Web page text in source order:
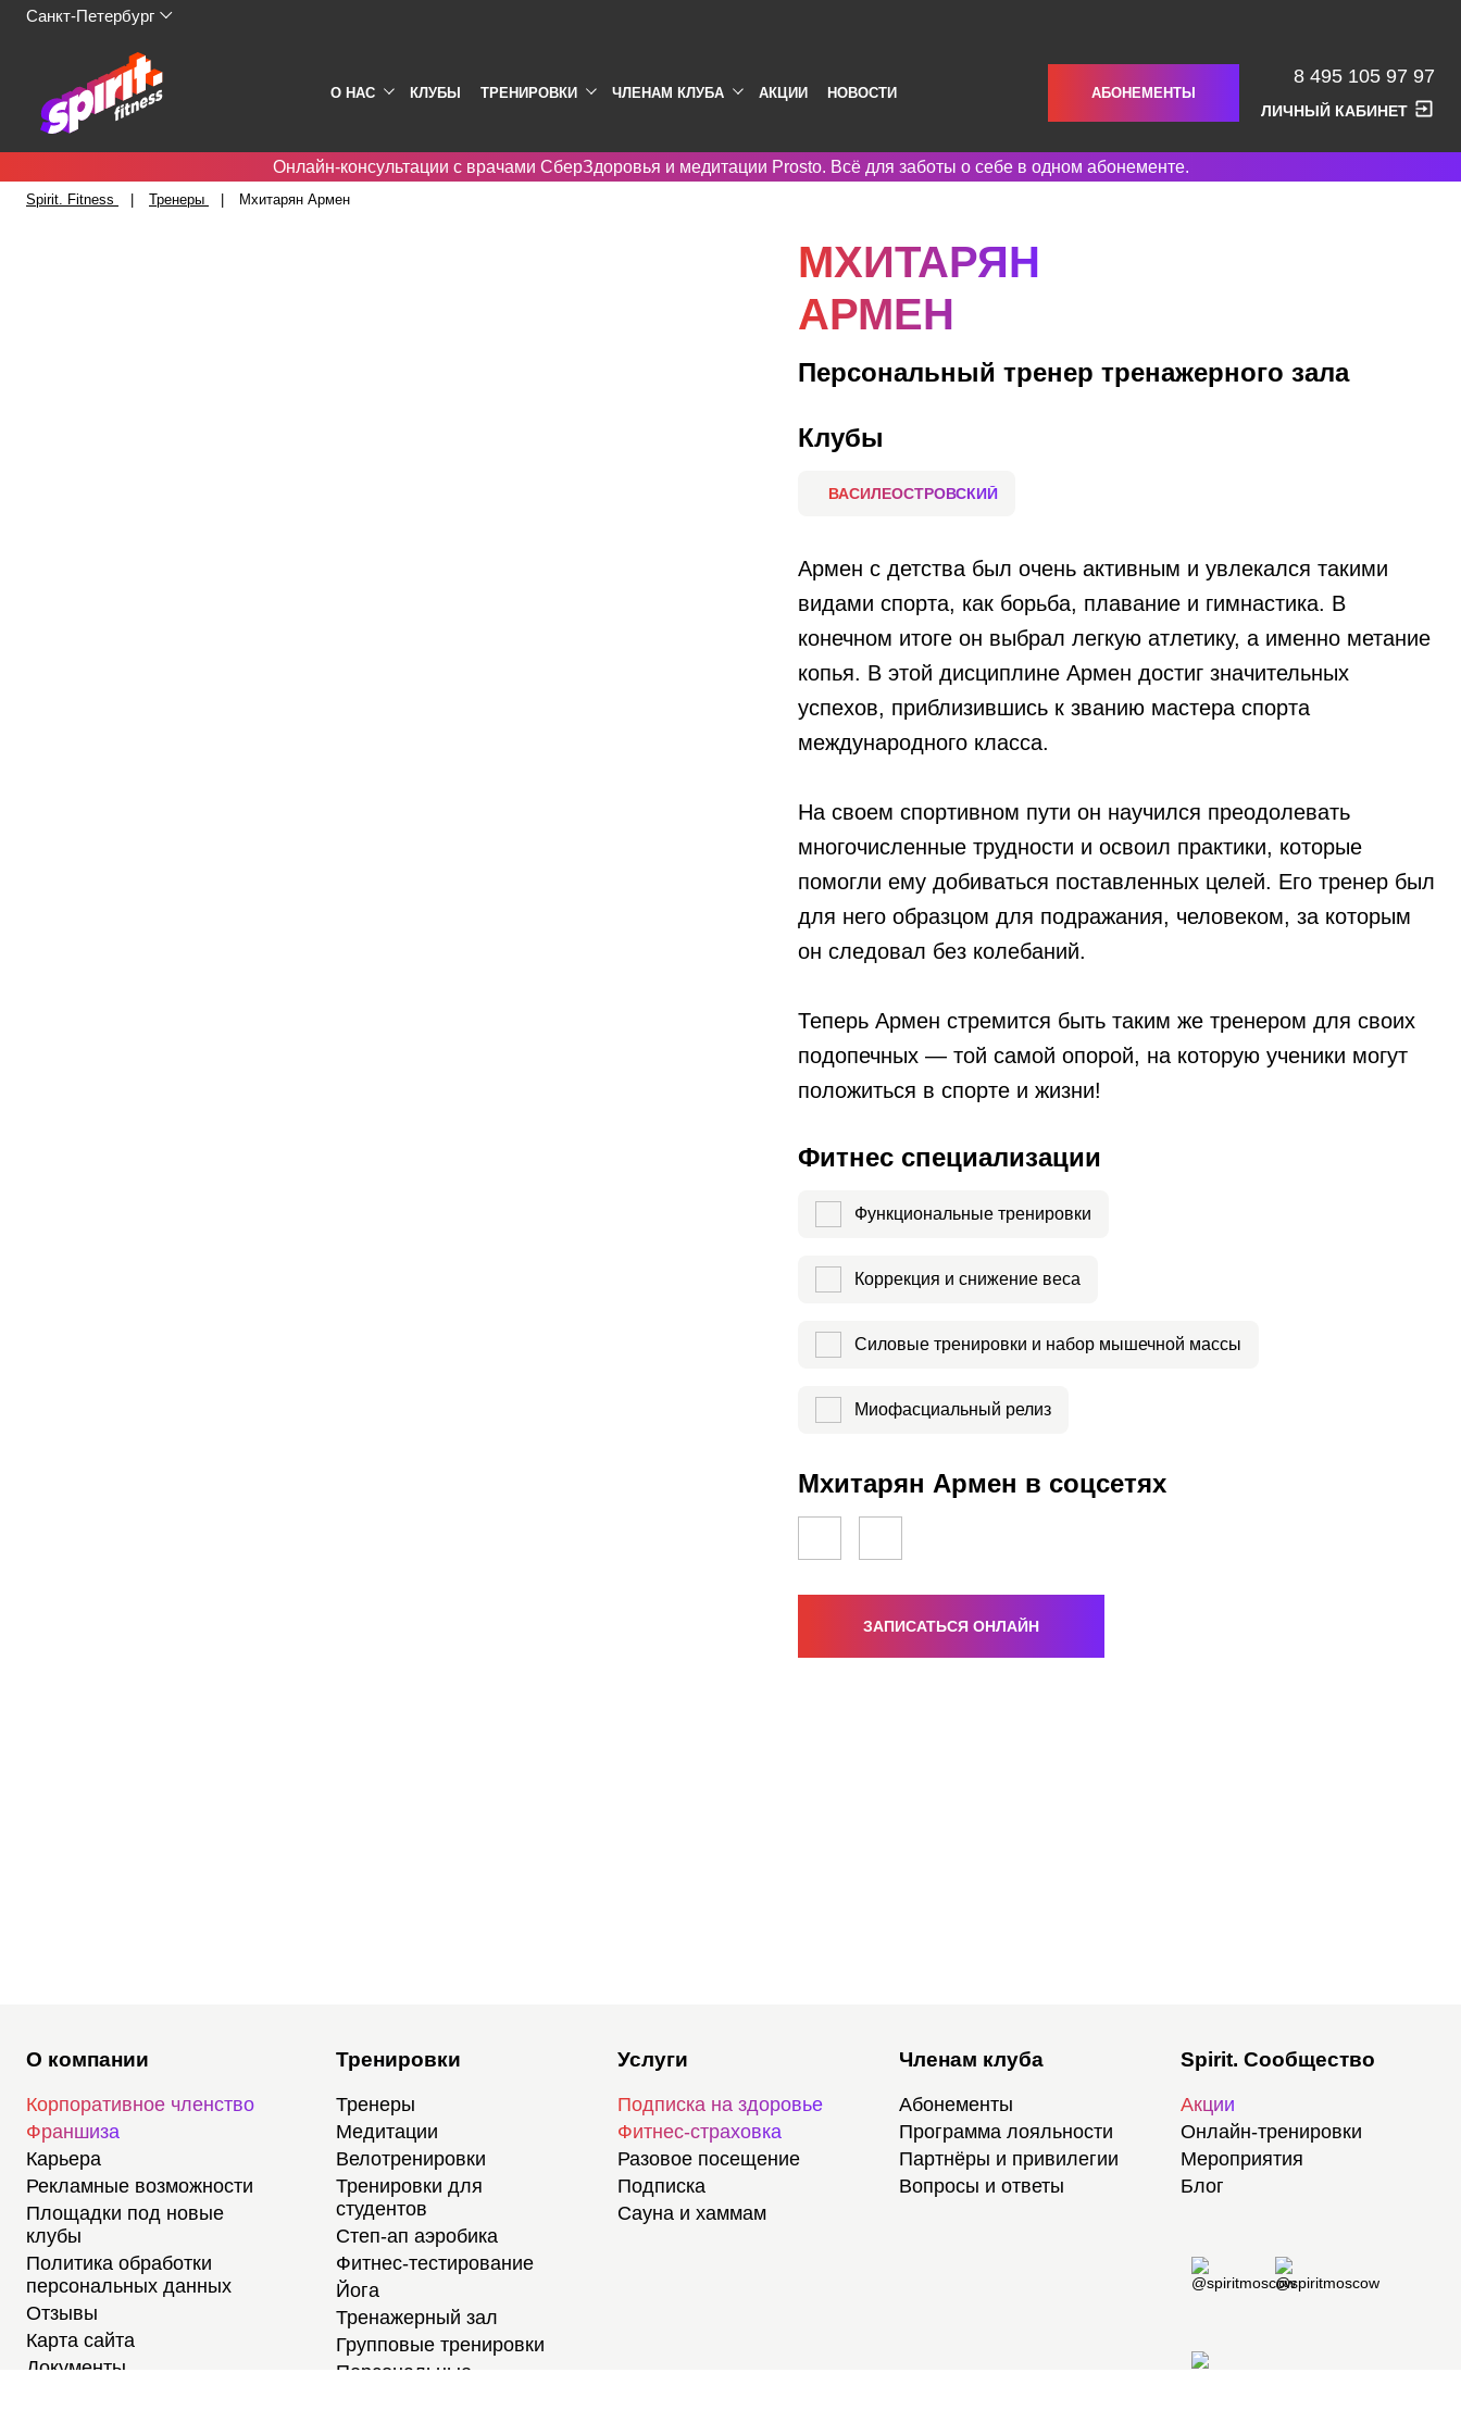
Санкт-Петербург
О НАС КЛУБЫ ТРЕНИРОВКИ ЧЛЕНАМ КЛУБА АКЦИИ НОВОСТИ АБОНЕМЕНТЫ
8 495 105 97 97
ЛИЧНЫЙ КАБИНЕТ
Онлайн-консультации с врачами СберЗдоровья и медитации Prosto. Всё для заботы о себе в одном абонементе.
Spirit. Fitness Тренеры Мхитарян Армен
МХИТАРЯН
АРМЕН
Персональный тренер тренажерного зала
Клубы
ВАСИЛЕОСТРОВСКИЙ
Армен с детства был очень активным и увлекался такими
видами спорта, как борьба, плавание и гимнастика. В
конечном итоге он выбрал легкую атлетику, а именно метание
копья. В этой дисциплине Армен достиг значительных
успехов, приблизившись к званию мастера спорта
международного класса.
На своем спортивном пути он научился преодолевать
многочисленные трудности и освоил практики, которые
помогли ему добиваться поставленных целей. Его тренер был
для него образцом для подражания, человеком, за которым
он следовал без колебаний.
Теперь Армен стремится быть таким же тренером для своих
подопечных — той самой опорой, на которую ученики могут
положиться в спорте и жизни!
Фитнес специализации
Функциональные тренировки
Коррекция и снижение веса
Силовые тренировки и набор мышечной массы
Миофасциальный релиз
Мхитарян Армен в соцсетях
ЗАПИСАТЬСЯ ОНЛАЙН
О компании
Корпоративное членство
Франшиза
Карьера
Рекламные возможности
Площадки под новые
клубы
Политика обработки
персональных данных
Отзывы
Карта сайта
Документы
Тренировки
Тренеры
Медитации
Велотренировки
Тренировки для
студентов
Степ-ап аэробика
Фитнес-тестирование
Йога
Тренажерный зал
Групповые тренировки
Персональные
Услуги
Подписка на здоровье
Фитнес-страховка
Разовое посещение
Подписка
Сауна и хаммам
Членам клуба
Абонементы
Программа лояльности
Партнёры и привилегии
Вопросы и ответы
Spirit. Сообщество
Акции
Онлайн-тренировки
Мероприятия
Блог